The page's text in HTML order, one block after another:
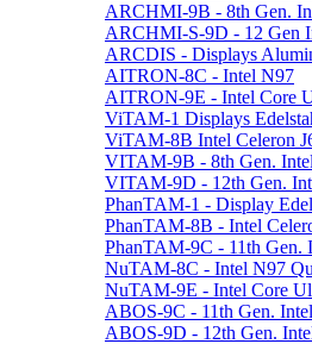
ARCHMI-9B - 8th Gen.
ARCHMI-S-9D - 12 Gen
ARCDIS - Displays
AITRON-8C - Intel N97
AITRON-9E - Intel Core
ViTAM-1 Displays
ViTAM-8B Intel Celeron
VITAM-9B - 8th Gen.
VITAM-9D - 12th Gen.
PhanTAM-1 - Display
PhanTAM-8B - Intel
PhanTAM-9C - 11th Gen.
NuTAM-8C - Intel N97
NuTAM-9E - Intel Core
ABOS-9C - 11th Gen.
ABOS-9D - 12th Gen.